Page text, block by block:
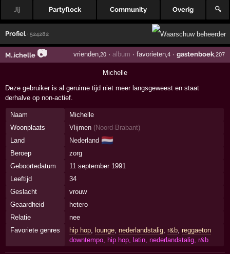
Jij Partyflock Community Overig 🔍
Profiel · 524282
M..ichelle 📷 vrienden,20· album · favorieten,4· gastenboek,207
Michelle
Deze gebruiker is al geruime tijd niet meer langsgeweest en staat
derhalve op non-actief.
Naam
Michelle
Woonplaats
Vlijmen (Noord-Brabant)
Land
Nederland 🇳🇱
Beroep
zorg
Geboortedatum
11 september 1991
Leeftijd
34
Geslacht
vrouw
Geaardheid
hetero
Relatie
nee
Favoriete genres
hip hop, lounge, nederlandstalig, r&b, reggaeton
downtempo, hip hop, latin, nederlandstalig, r&b